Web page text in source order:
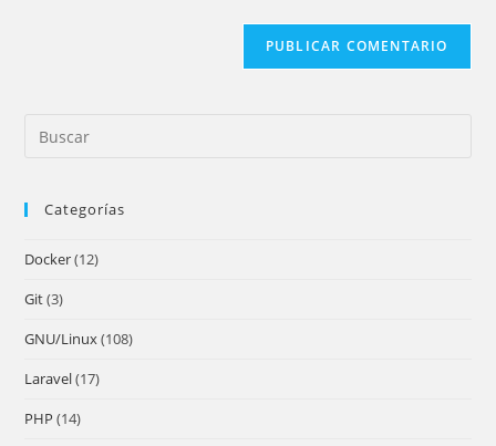
Categorías
Docker(12)
Git(3)
GNU/Linux(108)
Laravel(17)
PHP (14)